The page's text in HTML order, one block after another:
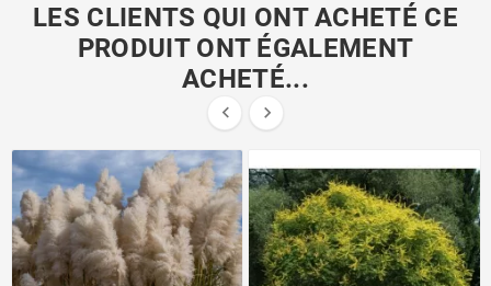
LES CLIENTS QUI ONT ACHETÉ CE
PRODUIT ONT ÉGALEMENT
ACHETÉ...
 